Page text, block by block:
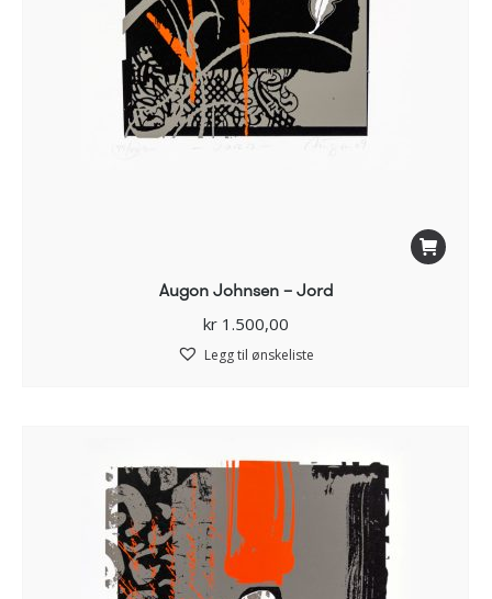
Augon Johnsen – Jord
kr1.500,00
Legg til ønskeliste